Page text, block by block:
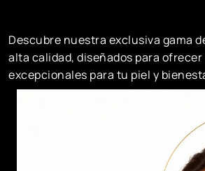
Descubre nuestra exclusiva gama
alta calidad, diseñados para
excepcionales para tu piel y